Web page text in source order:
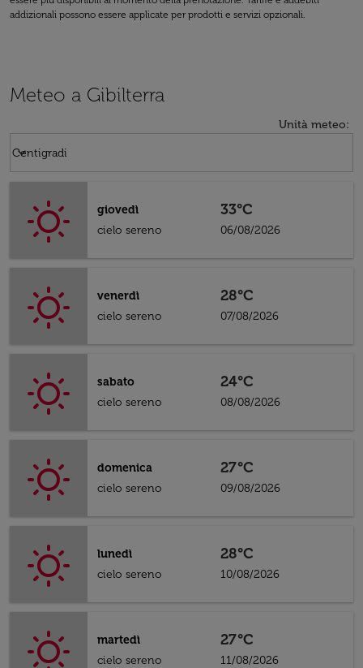
addizionali possono essere applicate per prodotti e servizi opzionali.
Meteo a Gibilterra
Unità meteo:
Centigradi
keyboard_arrow_down
giovedì
cielo sereno
33°C
06/08/2026
venerdì
cielo sereno
28°C
07/08/2026
sabato
cielo sereno
24°C
08/08/2026
domenica
cielo sereno
27°C
09/08/2026
lunedì
cielo sereno
28°C
10/08/2026
martedì
cielo sereno
27°C
11/08/2026